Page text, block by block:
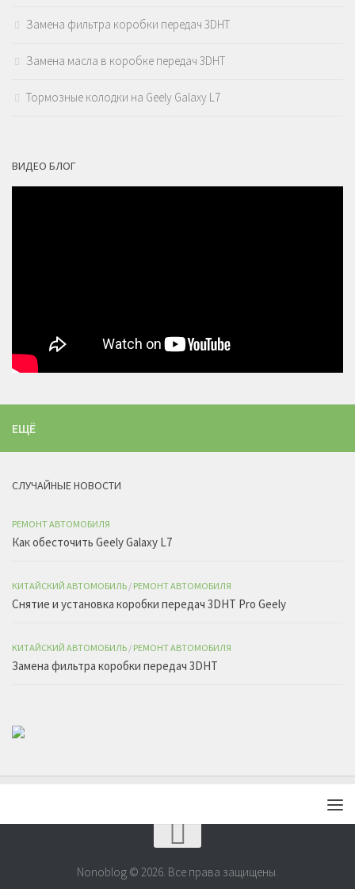
Замена фильтра коробки передач 3DHT
Замена масла в коробке передач 3DHT
Тормозные колодки на Geely Galaxy L7
ВИДЕО БЛОГ
ЕЩЁ
СЛУЧАЙНЫЕ НОВОСТИ
РЕМОНТ АВТОМОБИЛЯ
Как обесточить Geely Galaxy L7
КИТАЙСКИЙ АВТОМОБИЛЬ / РЕМОНТ АВТОМОБИЛЯ
Снятие и установка коробки передач 3DHT Pro Geely
КИТАЙСКИЙ АВТОМОБИЛЬ / РЕМОНТ АВТОМОБИЛЯ
Замена фильтра коробки передач 3DHT
Nonoblog © 2026. Все права защищены.